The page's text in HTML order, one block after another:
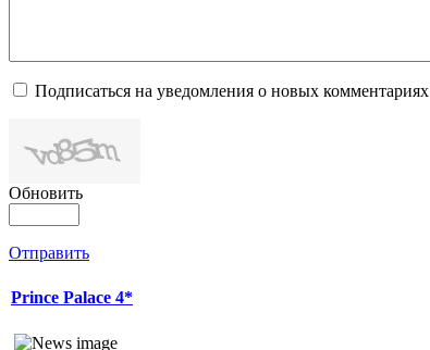
Подписаться на уведомления о новых комментариях
Обновить
Отправить
Prince Palace 4*